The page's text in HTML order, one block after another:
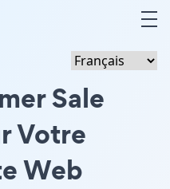
Sale
Votre
Web